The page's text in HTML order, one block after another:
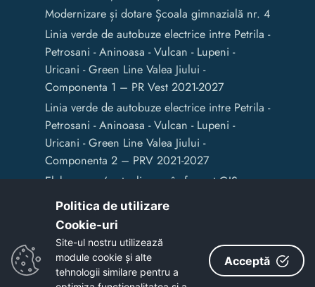
Modernizare și dotare Școala gimnazială nr. 4
Linia verde de autobuze electrice intre Petrila -
Petrosani - Aninoasa - Vulcan - Lupeni -
Uricani - Green Line Valea Jiului -
Componenta 1 – PR Vest 2021-2027
Linia verde de autobuze electrice intre Petrila -
Petrosani - Aninoasa - Vulcan - Lupeni -
Uricani - Green Line Valea Jiului -
Componenta 2 – PRV 2021-2027
Elaborarea / actualizarea în format GIS a
documentelor de amenajare a teritoriului și
de planificare urbană a Municipiului Vulcan
Copyright © 2020 - Primaria Municipiului Vulcan
Politica de utilizare
Cookie-uri‎
Site-ul nostru utilizează
module cookie și alte
tehnologii similare pentru a
Acceptă